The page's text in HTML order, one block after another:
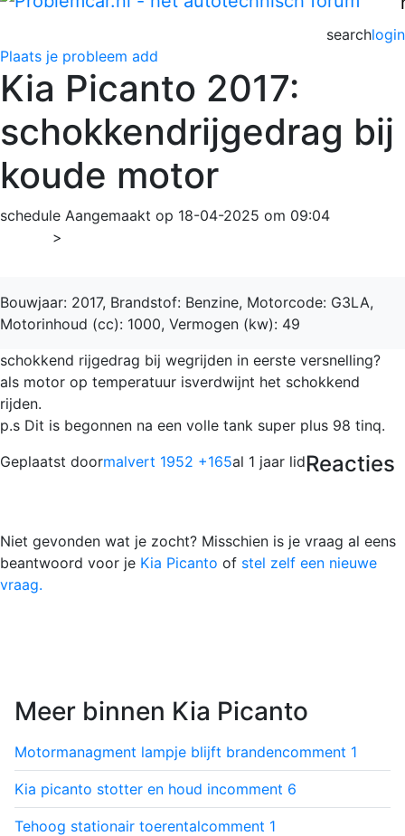
login
search
Plaats je probleem add
Kia Picanto 2017:
schokkendrijgedrag bij
koude motor
schedule Aangemaakt op 18-04-2025 om 09:04
>
Bouwjaar: 2017, Brandstof: Benzine, Motorcode: G3LA,
Motorinhoud (cc): 1000, Vermogen (kw): 49
schokkend rijgedrag bij wegrijden in eerste versnelling?
als motor op temperatuur isverdwijnt het schokkend
rijden.
p.s Dit is begonnen na een volle tank super plus 98 tinq.
Geplaatst doormalvert 1952 +165al 1 jaar lidReacties
Niet gevonden wat je zocht? Misschien is je vraag al eens
beantwoord voor je Kia Picanto of stel zelf een nieuwe
vraag.
Meer binnen Kia Picanto
Motormanagment lampje blijft brandencomment 1
Kia picanto stotter en houd incomment 6
Tehoog stationair toerentalcomment 1